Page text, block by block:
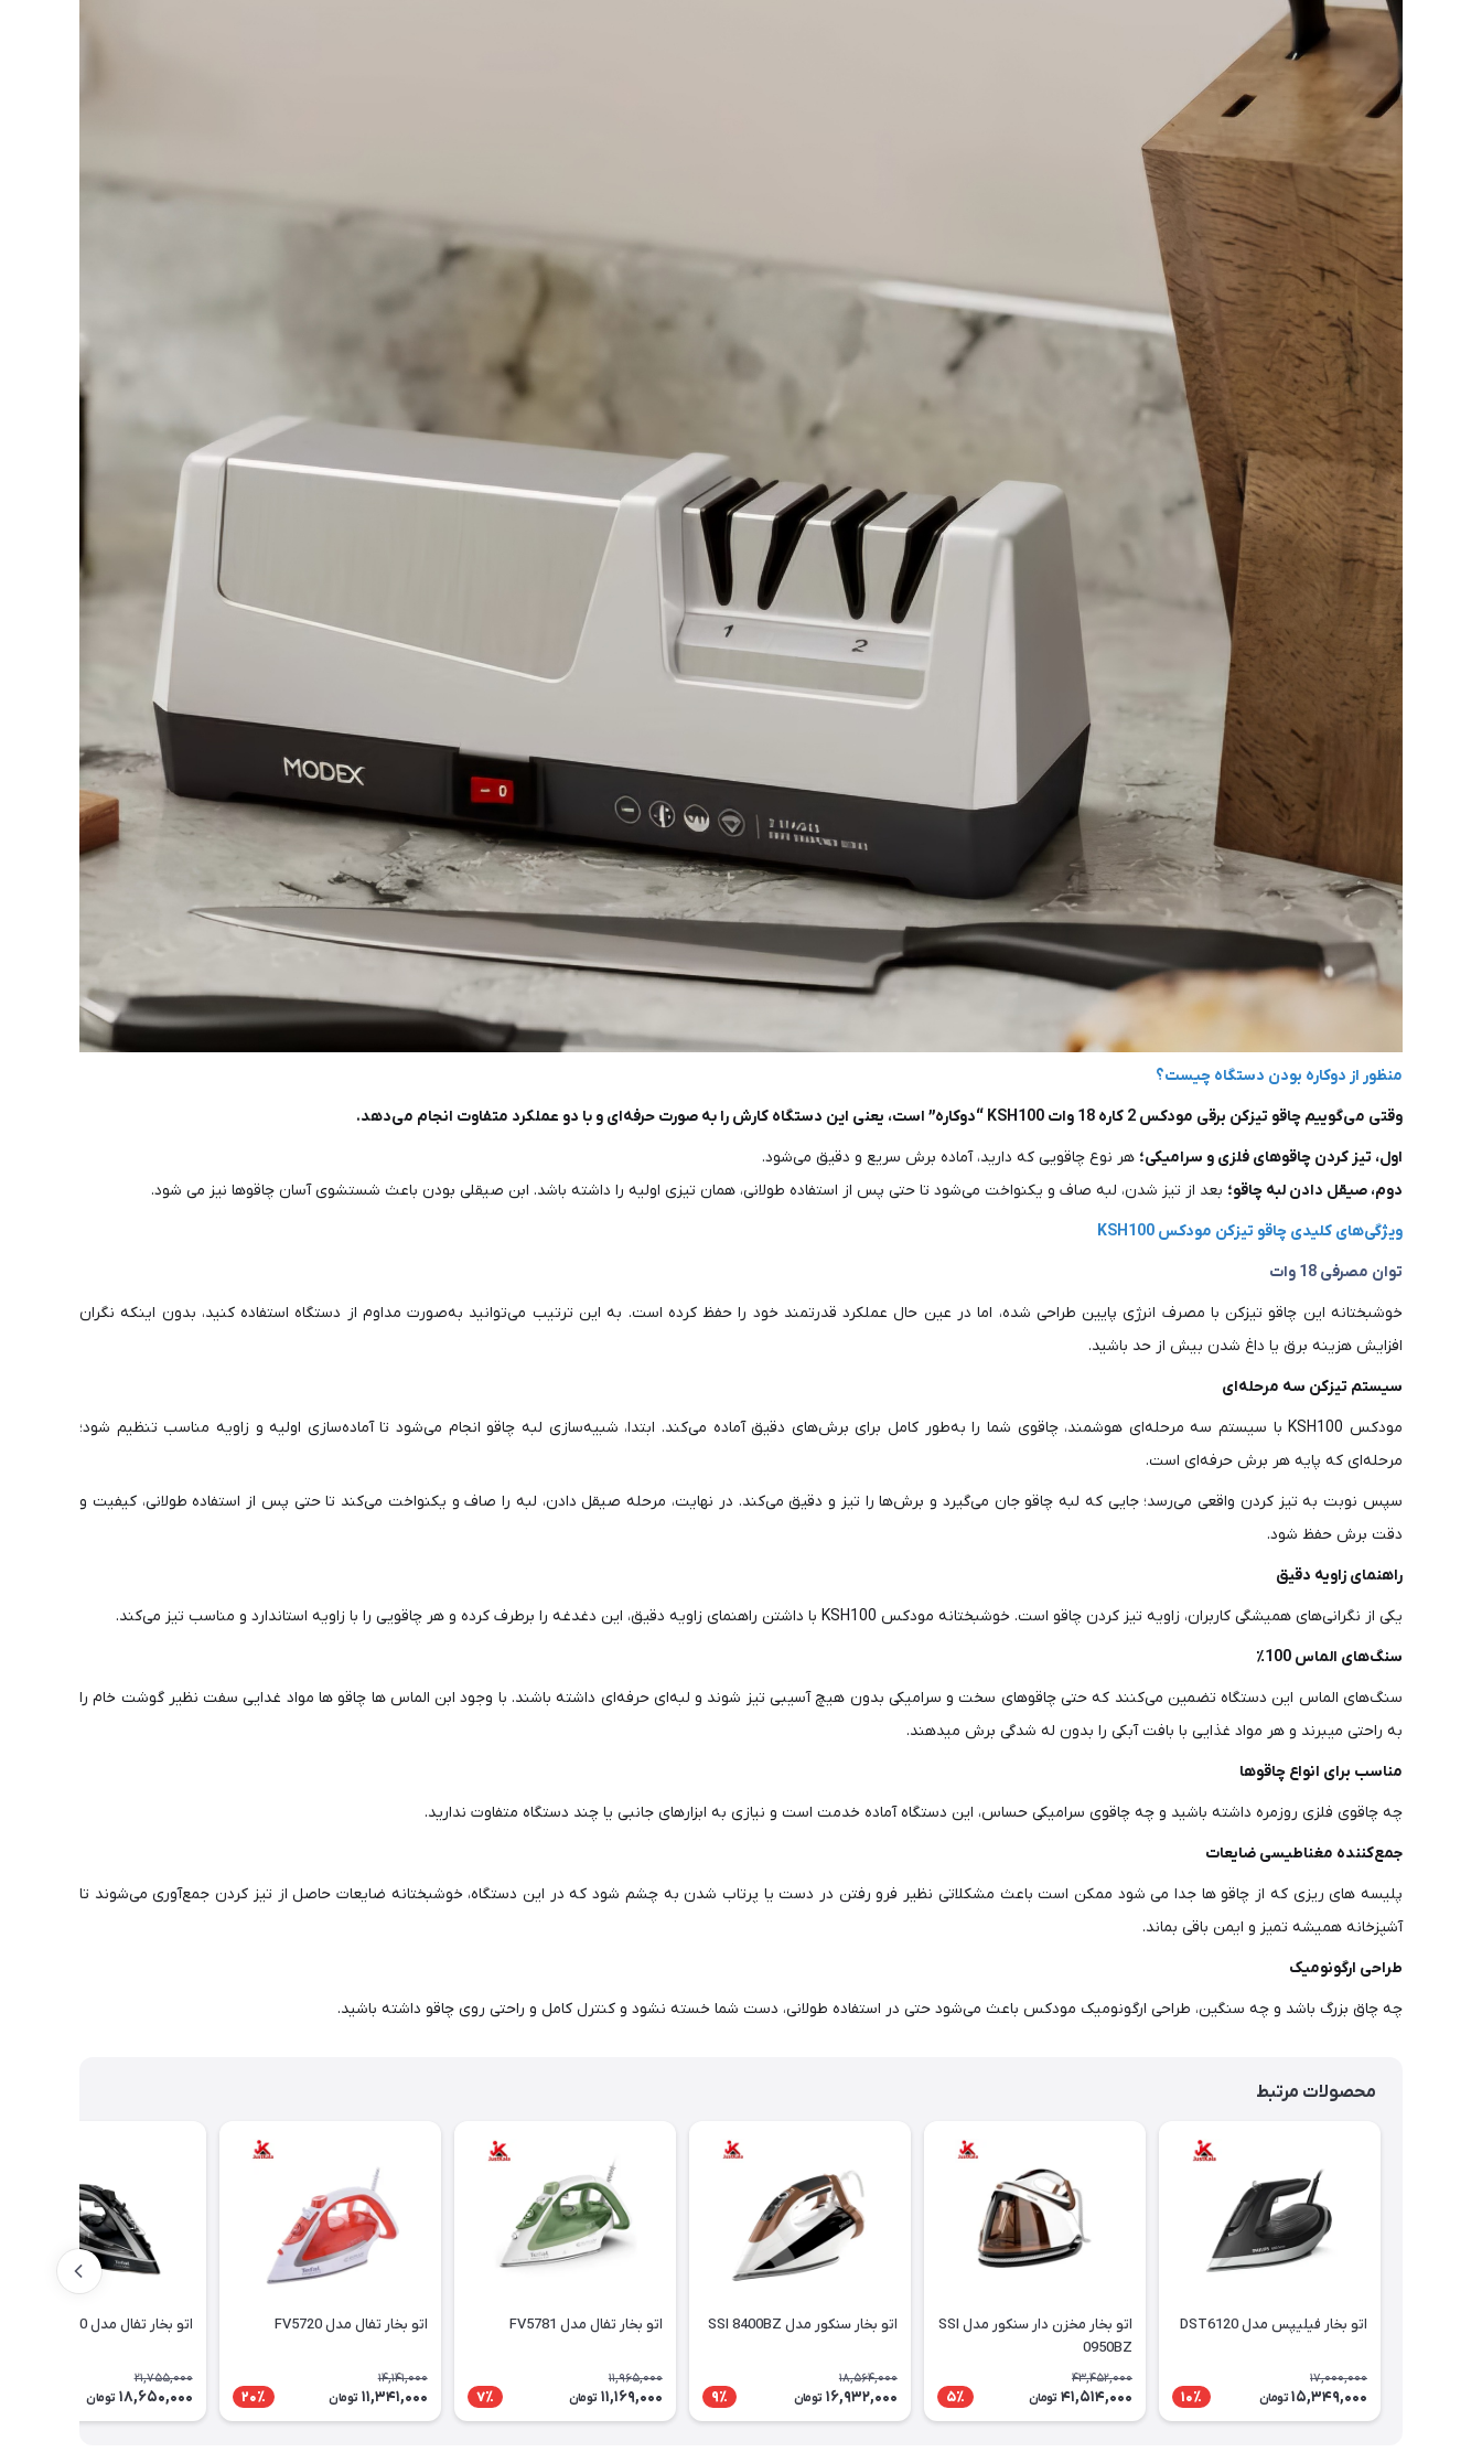
منظور از دوکاره بودن دستگاه چیست؟
وقتی می‌گوییم چاقو تیزکن برقی مودکس 2 کاره 18 وات KSH100 “دوکاره” است، یعنی این دستگاه کارش را به صورت حرفه‌ای و با دو عملکرد متفاوت انجام می‌دهد.
اول، تیز کردن چاقوهای فلزی و سرامیکی؛ هر نوع چاقویی که دارید، آماده برش سریع و دقیق می‌شود.
دوم، صیقل دادن لبه چاقو؛ بعد از تیز شدن، لبه صاف و یکنواخت می‌شود تا حتی پس از استفاده طولانی، همان تیزی اولیه را داشته باشد. ابن صیقلی بودن باعث شستشوی آسان چاقوها نیز می شود.
ویژگی‌های کلیدی چاقو تیزکن مودکس KSH100
توان مصرفی 18 وات
خوشبختانه این چاقو تیزکن با مصرف انرژی پایین طراحی شده، اما در عین حال عملکرد قدرتمند خود را حفظ کرده است. به این ترتیب می‌توانید به‌صورت مداوم از دستگاه استفاده کنید، بدون اینکه نگران
افزایش هزینه برق یا داغ شدن بیش از حد باشید.
سیستم تیزکن سه مرحله‌ای
مودکس KSH100 با سیستم سه مرحله‌ای هوشمند، چاقوی شما را به‌طور کامل برای برش‌های دقیق آماده می‌کند. ابتدا، شبیه‌سازی لبه چاقو انجام می‌شود تا آماده‌سازی اولیه و زاویه مناسب تنظیم شود؛
مرحله‌ای که پایه هر برش حرفه‌ای است.
سپس نوبت به تیز کردن واقعی می‌رسد؛ جایی که لبه چاقو جان می‌گیرد و برش‌ها را تیز و دقیق می‌کند. در نهایت، مرحله صیقل دادن، لبه را صاف و یکنواخت می‌کند تا حتی پس از استفاده طولانی، کیفیت و
دقت برش حفظ شود.
راهنمای زاویه دقیق
یکی از نگرانی‌های همیشگی کاربران، زاویه تیز کردن چاقو است. خوشبختانه مودکس KSH100 با داشتن راهنمای زاویه دقیق، این دغدغه را برطرف کرده و هر چاقویی را با زاویه استاندارد و مناسب تیز می‌کند.
سنگ‌های الماس 100٪
سنگ‌های الماس این دستگاه تضمین می‌کنند که حتی چاقوهای سخت و سرامیکی بدون هیچ آسیبی تیز شوند و لبه‌ای حرفه‌ای داشته باشند. با وجود ابن الماس ها چاقو ها مواد غدایی سفت نظیر گوشت خام را
به راحتی میبرند و هر مواد غذایی با بافت آبکی را بدون له شدگی برش میدهند.
مناسب برای انواع چاقوها
چه چاقوی فلزی روزمره داشته باشید و چه چاقوی سرامیکی حساس، این دستگاه آماده خدمت است و نیازی به ابزارهای جانبی یا چند دستگاه متفاوت ندارید.
جمع‌کننده مغناطیسی ضایعات
پلیسه های ریزی که از چاقو ها جدا می شود ممکن است باعث مشکلاتی نظیر فرو رفتن در دست یا پرتاب شدن به چشم شود که در این دستگاه، خوشبختانه ضایعات حاصل از تیز کردن جمع‌آوری می‌شوند تا
آشپزخانه همیشه تمیز و ایمن باقی بماند.
طراحی ارگونومیک
چه چاق بزرگ باشد و چه سنگین، طراحی ارگونومیک مودکس باعث می‌شود حتی در استفاده طولانی، دست شما خسته نشود و کنترل کامل و راحتی روی چاقو داشته باشید.
محصولات مرتبط
اتو بخار فیلیپس مدل DST6120
17,000,000
15,349,000 تومان 10٪
اتو بخار مخزن دار سنکور مدل SSI
0950BZ
43,452,000
41,514,000 تومان 5٪
اتو بخار سنکور مدل SSI 8400BZ
18,564,000
16,932,000 تومان 9٪
اتو بخار تفال مدل FV5781
11,965,000
11,169,000 تومان 7٪
اتو بخار تفال مدل FV5720
14,141,000
11,341,000 تومان 20٪
اتو بخار تفال مدل FV9850
21,755,000
18,650,000 تومان